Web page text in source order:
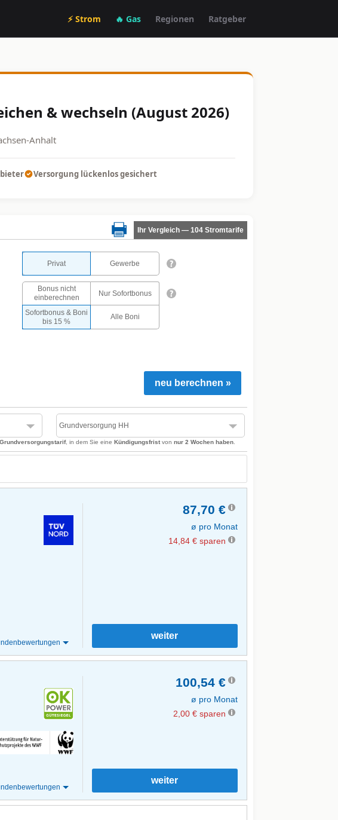
⚡ Strom 🔥 Gas Regionen Ratgeber
& wechseln (August 2026)
Anhalt
Versorgung lückenlos gesichert